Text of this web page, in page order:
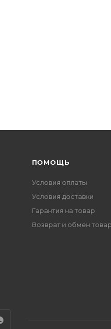
ПОМОЩЬ
Условия оплаты
Условия доставки
Гарантия на товар
Возврат и обмен